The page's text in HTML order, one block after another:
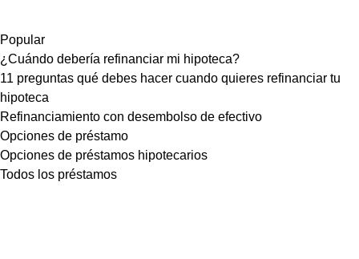
Popular
¿Cuándo debería refinanciar mi hipoteca?
11 preguntas qué debes hacer cuando quieres refinanciar tu
hipoteca
Refinanciamiento con desembolso de efectivo
Opciones de préstamo
Opciones de préstamos hipotecarios
Todos los préstamos